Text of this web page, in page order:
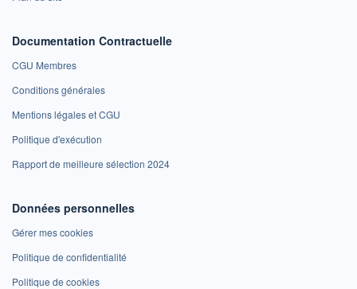
Documentation Contractuelle
CGU Membres
Conditions générales
Mentions légales et CGU
Politique d'exécution
Rapport de meilleure sélection 2024
Données personnelles
Gérer mes cookies
Politique de confidentialité
Politique de cookies